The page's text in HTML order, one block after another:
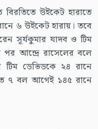
উইকেট হারাতে
৬ উইকেট হারায়। তবে
সূর্যকুমার যাদব ও টিম
আন্দ্রে রাসেলের বলে
ডেভিডকে ২৪ রানে
৭ বল আগেই ১৪৫ রানে